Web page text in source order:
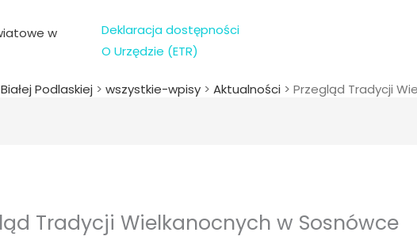
w
Deklaracja dostępności
O Urzędzie (ETR)
Podlaskiej > wszystkie-wpisy > Aktualności > Przegląd Tradycji
Tradycji Wielkanocnych w Sosnówce